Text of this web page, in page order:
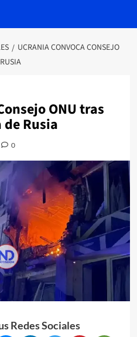
UCRANIA CONVOCA CONSEJO
ONU tras
Rusia
0
Redes Sociales